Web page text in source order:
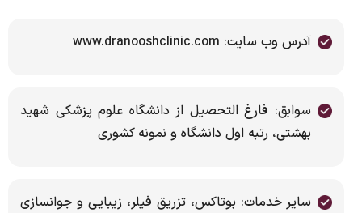
آدرس وب سایت: www.dranooshclinic.com
سوابق: فارغ التحصيل از دانشگاه علوم پزشكى شهيد
بهشتی، رتبه اول دانشگاه و نمونه كشورى
سایر خدمات: بوتاکس، تزریق فیلر، زیبایی و جوانسازی